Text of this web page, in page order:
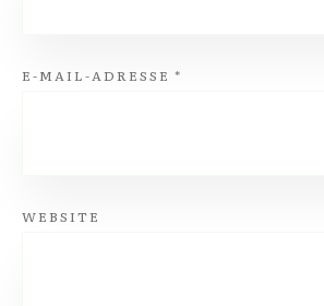
E-MAIL-ADRESSE *
WEBSITE